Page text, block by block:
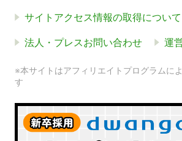
サイトアクセス情報の取得について
法人・プレスお問い合わせ 運
※本サイトはアフィリエイトプログラムに
す